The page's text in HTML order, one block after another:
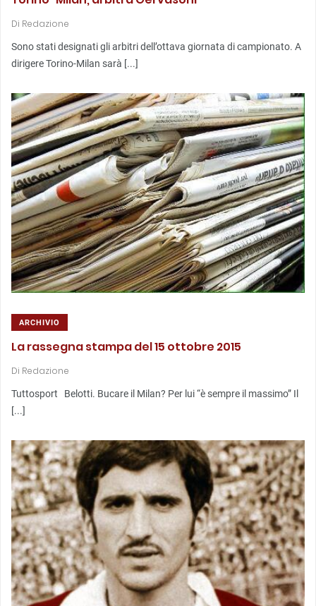
Di Redazione
Sono stati designati gli arbitri dell’ottava giornata di campionato. A
dirigere Torino-Milan sarà [...]
ARCHIVIO
La rassegna stampa del 15 ottobre 2015
Di Redazione
Tuttosport Belotti. Bucare il Milan? Per lui “è sempre il massimo” Il
[...]